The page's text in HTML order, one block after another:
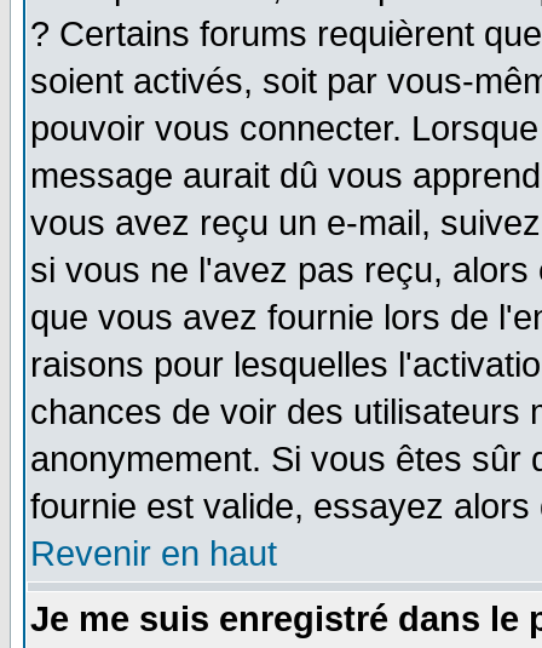
? Certains forums requièrent
soient activés, soit par vous-
pouvoir vous connecter.
message aurait dû vous
vous avez reçu un e-mail,
si vous ne l'avez pas reçu,
que vous avez fournie lors de
raisons pour lesquelles
chances de voir des utilisateurs
anonymement. Si vous êtes sûr
fournie est valide, essayez
Revenir en haut
Je me suis enregistré dans le